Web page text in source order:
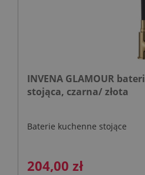
INVENA GLAMOUR
stojąca, czarna/ złota
Baterie kuchenne stojące
204,00 zł